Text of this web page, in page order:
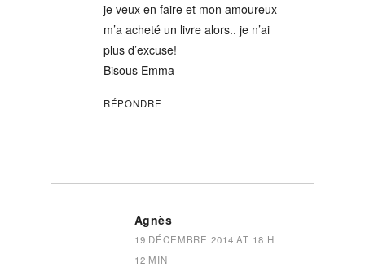
je veux en faire et mon amoureux
m’a acheté un livre alors.. je n’ai
plus d’excuse!
Bisous Emma
RÉPONDRE
Agnès
19 DÉCEMBRE 2014 AT 18 H
12 MIN